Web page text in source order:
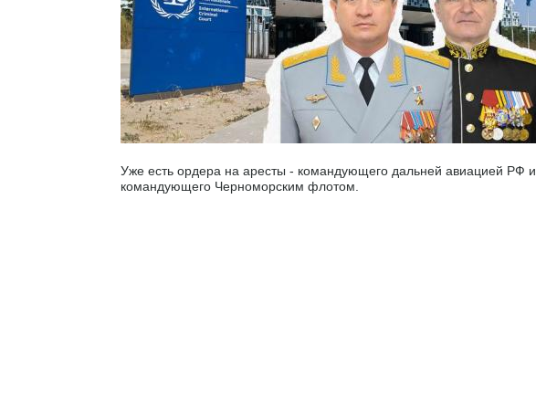
Уже есть ордера на аресты - командующего дальней авиацией РФ и
командующего Черноморским флотом.